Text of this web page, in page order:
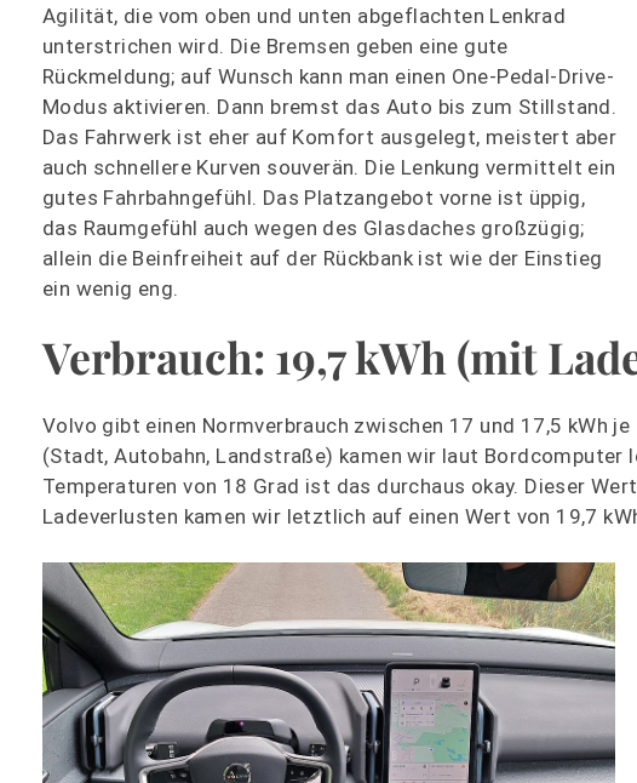
Agilität, die vom oben und unten abgeflachten Lenkrad
unterstrichen wird. Die Bremsen geben eine gute
Rückmeldung; auf Wunsch kann man einen One-Pedal-Drive-
Modus aktivieren. Dann bremst das Auto bis zum Stillstand.
Das Fahrwerk ist eher auf Komfort ausgelegt, meistert aber
auch schnellere Kurven souverän. Die Lenkung vermittelt ein
gutes Fahrbahngefühl. Das Platzangebot vorne ist üppig,
das Raumgefühl auch wegen des Glasdaches großzügig;
allein die Beinfreiheit auf der Rückbank ist wie der Einstieg
ein wenig eng.
Verbrauch: 19,7 kWh (mit
Volvo gibt einen Normverbrauch zwischen 17 und 17,5 kWh
(Stadt, Autobahn, Landstraße) kamen wir laut Bordcomputer
Temperaturen von 18 Grad ist das durchaus okay. Dieser
Ladeverlusten kamen wir letztlich auf einen Wert von 19,7